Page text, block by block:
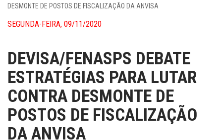
DESMONTE DE POSTOS DE FISCALIZAÇÃO DA ANVISA
SEGUNDA-FEIRA, 09/11/2020
DEVISA/FENASPS DEBATE
ESTRATÉGIAS PARA LUTAR
CONTRA DESMONTE DE
POSTOS DE FISCALIZAÇÃO
DA ANVISA